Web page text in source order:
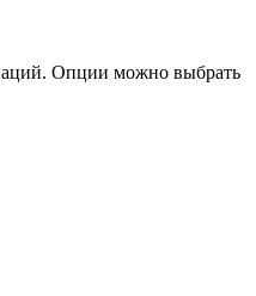
Опции можно выбрать